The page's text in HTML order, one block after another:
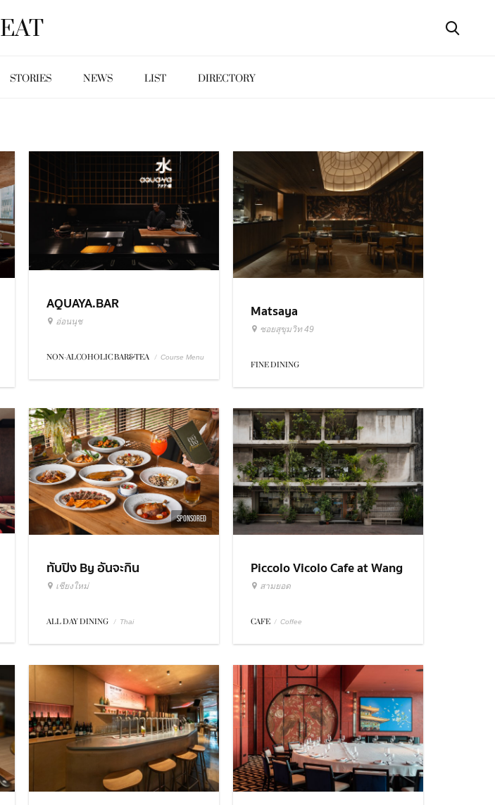
EAT
STORIES NEWS LIST DIRECTORY
AQUAYA.BAR
อ่อนนุช
NON-ALCOHOLIC BAR&TEA / Course Menu
Matsaya
ซอยสุขุมวิท 49
FINE DINING
SPONSORED
ทับปิง By อันจะกิน
เชียงใหม่
ALL DAY DINING / Thai
Piccolo Vicolo Cafe at Wang
Burapha Samyot
สามยอด
CAFE / Coffee